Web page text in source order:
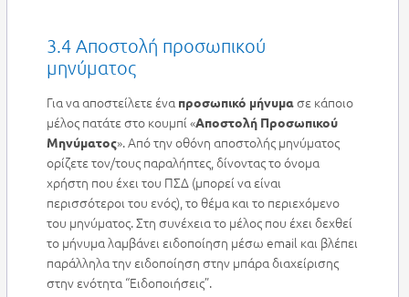
3.4 Αποστολή προσωπικού
μηνύματος
Για να αποστείλετε ένα προσωπικό μήνυμασε κάποιο
μέλος πατάτε στο κουμπί «Αποστολή Προσωπικού
Μηνύματος». Από την οθόνη αποστολής μηνύματος
ορίζετε τον/τους παραλήπτες, δίνοντας το όνομα
χρήστη που έχει του ΠΣΔ (μπορεί να είναι
περισσότεροι του ενός), το θέμα και το περιεχόμενο
του μηνύματος. Στη συνέχεια το μέλος που έχει δεχθεί
το μήνυμα λαμβάνει ειδοποίηση μέσω email και βλέπει
παράλληλα την ειδοποίηση στην μπάρα διαχείρισης
στην ενότητα “Ειδοποιήσεις”.